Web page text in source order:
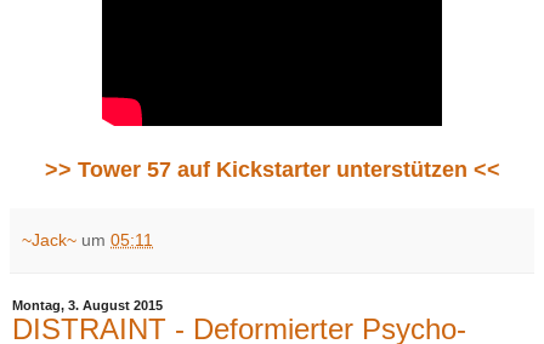
>> Tower 57 auf Kickstarter unterstützen <<
~Jack~ um 05:11
Montag, 3. August 2015
DISTRAINT - Deformierter Psycho-